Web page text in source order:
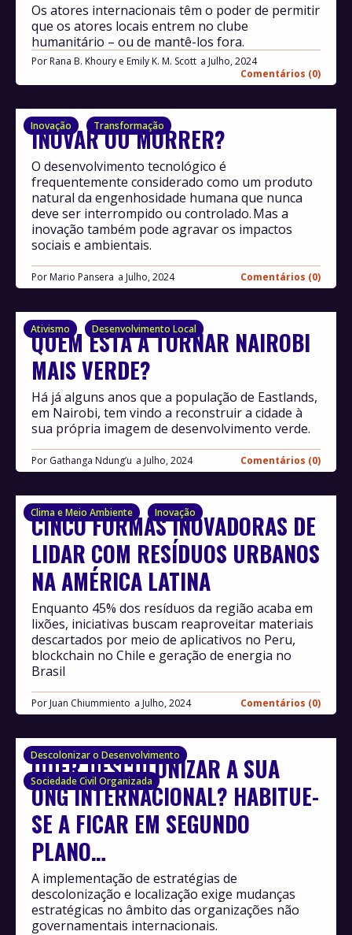
Por Rana B. Khoury e Emily K. M. Scott
Julho, 2024
Comentários (0)
Os atores internacionais têm o poder de permitir
que os atores locais entrem no clube
humanitário – ou de mantê-los fora.
Inovação Transformação
INOVAR OU MORRER?
Por Mario Pansera Julho, 2024 Comentários (0)
O desenvolvimento tecnológico é
frequentemente considerado como um produto
natural da engenhosidade humana que nunca
deve ser interrompido ou controlado. Mas a
inovação também pode agravar os impactos
sociais e ambientais.
Ativismo Desenvolvimento Local
QUEM ESTÁ A TORNAR NAIROBI
MAIS VERDE?
Por Gathanga Ndung’u Julho, 2024 Comentários (0)
Há já alguns anos que a população de Eastlands,
em Nairobi, tem vindo a reconstruir a cidade à
sua própria imagem de desenvolvimento verde.
Clima e Meio Ambiente Inovação
CINCO FORMAS INOVADORAS DE
LIDAR COM RESÍDUOS URBANOS
NA AMÉRICA LATINA
Por Juan Chiummiento Julho, 2024 Comentários (0)
Enquanto 45% dos resíduos da região acaba em
lixões, iniciativas buscam reaproveitar materiais
descartados por meio de aplicativos no Peru,
blockchain no Chile e geração de energia no
Brasil
Descolonizar o Desenvolvimento
Sociedade Civil Organizada
QUER DESCOLONIZAR A SUA
ONG INTERNACIONAL? HABITUE-
SE A FICAR EM SEGUNDO
PLANO…
A implementação de estratégias de
descolonização e localização exige mudanças
estratégicas no âmbito das organizações não
governamentais internacionais.